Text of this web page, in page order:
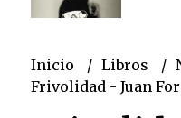
Inicio Libros
Frivolidad - Juan